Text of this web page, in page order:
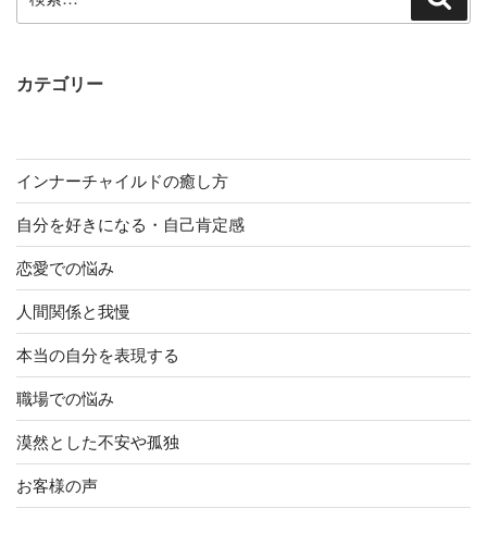
索:
カテゴリー
インナーチャイルドの癒し方
自分を好きになる・自己肯定感
恋愛での悩み
人間関係と我慢
本当の自分を表現する
職場での悩み
漠然とした不安や孤独
お客様の声